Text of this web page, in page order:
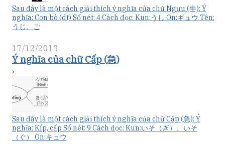
Sau đây là một cách giải thích ý nghĩa của chữ Ngưu (牛): Ý
nghĩa: Con bò (dt) Số nét: 4 Cách đọc: Kun:うし On:ギュウ Tên:
うじ、ご
17/12/2013
Ý nghĩa của chữ Cấp (急)
›
Sau đây là một cách giải thích ý nghĩa của chữ Cấp (急): Ý
nghĩa: Kíp, cấp Số nét: 9 Cách đọc: Kun:いそ（ぎ）、いそ
（ぐ） On:キュウ